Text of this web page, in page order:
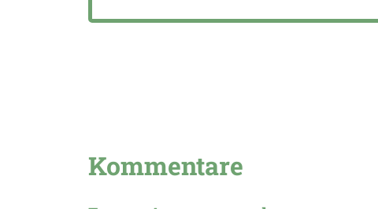
Kommentare